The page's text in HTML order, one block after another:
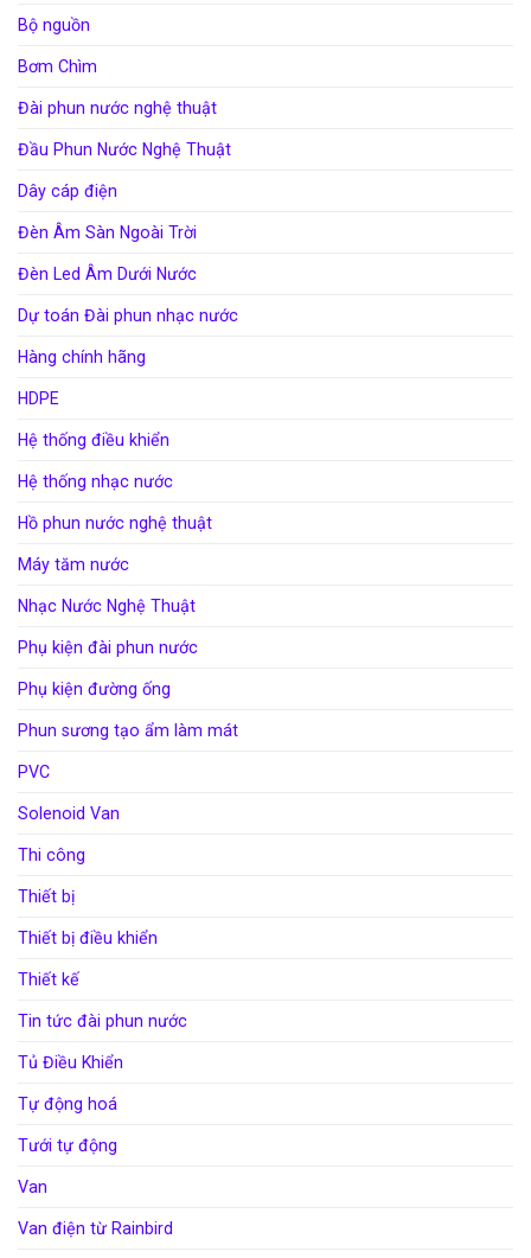
Bộ nguồn
Bơm Chìm
Đài phun nước nghệ thuật
Đầu Phun Nước Nghệ Thuật
Dây cáp điện
Đèn Âm Sàn Ngoài Trời
Đèn Led Âm Dưới Nước
Dự toán Đài phun nhạc nước
Hàng chính hãng
HDPE
Hệ thống điều khiển
Hệ thống nhạc nước
Hồ phun nước nghệ thuật
Máy tăm nước
Nhạc Nước Nghệ Thuật
Phụ kiện đài phun nước
Phụ kiện đường ống
Phun sương tạo ẩm làm mát
PVC
Solenoid Van
Thi công
Thiết bị
Thiết bị điều khiển
Thiết kế
Tin tức đài phun nước
Tủ Điều Khiển
Tự động hoá
Tưới tự động
Van
Van điện từ Rainbird